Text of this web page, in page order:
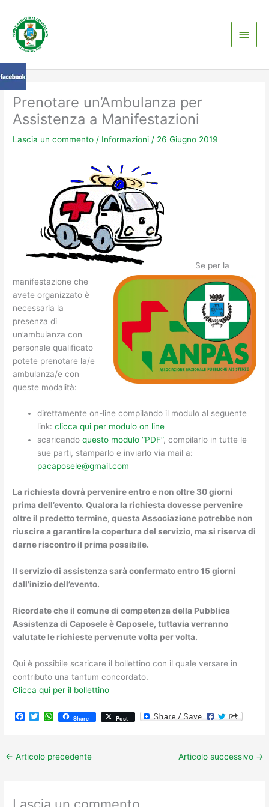
contenuto
Menu
Prenotare un’Ambulanza per
Assistenza a Manifestazioni
Lascia un commento / Informazioni / 26 Giugno 2019
Se per la
manifestazione che
avete organizzato è
necessaria la
presenza di
un’ambulanza con
personale qualificato
potete prenotare la/e
ambulanza/e con
queste modalità:
direttamente on-line compilando il modulo al seguente
link:clicca qui per modulo on line
scaricandoquesto modulo “PDF”, compilarlo in tutte le
sue parti, stamparlo e inviarlo via mail a:
pacaposele@gmail.com
La richiesta dovrà pervenire entro e non oltre 30 giorni
prima dell’evento. Qualora la richiesta dovesse pervenire
oltre il predetto termine, questa Associazione potrebbe non
riuscire a garantire la copertura del servizio, ma si riserva di
darne riscontro il prima possibile.
Il servizio di assistenza sarà confermato entro 15 giorni
dall’inizio dell’evento.
Ricordate che il comune di competenza della Pubblica
Assistenza di Caposele è Caposele, tuttavia verranno
valutate le richieste pervenute volta per volta.
Qui è possibile scaricare il bollettino con il quale versare in
contributo una tantum concordato.
Clicca qui per il bollettino
F
b
T
t
W
h
s
A
Share Post
← Articolo precedente Articolo successivo →